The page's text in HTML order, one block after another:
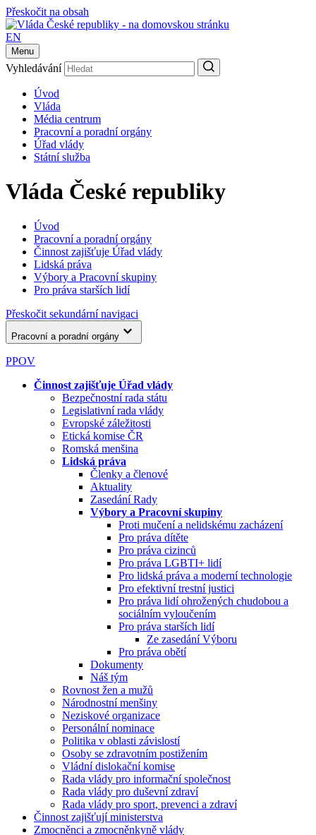
Přeskočit na obsah
EN
Menu
Vyhledávání
Úvod
Vláda
Média centrum
Pracovní a poradní orgány
Úřad vlády
Státní služba
Vláda České republiky
Úvod
Pracovní a poradní orgány
Činnost zajišťuje Úřad vlády
Lidská práva
Výbory a Pracovní skupiny
Pro práva starších lidí
Přeskočit sekundární navigaci
Pracovní a poradní orgány
PPOV
Činnost zajišťuje Úřad vlády
Bezpečnostní rada státu
Legislativní rada vlády
Evropské záležitosti
Etická komise ČR
Romská menšina
Lidská práva
Členky a členové
Aktuality
Zasedání Rady
Výbory a Pracovní skupiny
Proti mučení a nelidskému zacházení
Pro práva dítěte
Pro práva cizinců
Pro práva LGBTI+ lidí
Pro lidská práva a moderní technologie
Pro efektivní trestní justici
Pro práva lidí ohrožených chudobou a
sociálním vyloučením
Pro práva starších lidí
Ze zasedání Výboru
Pro práva obětí
Dokumenty
Náš tým
Rovnost žen a mužů
Národnostní menšiny
Neziskové organizace
Personální nominace
Politika v oblasti závislostí
Osoby se zdravotním postižením
Vládní dislokační komise
Rada vlády pro informační společnost
Rada vlády pro duševní zdraví
Rada vlády pro sport, prevenci a zdraví
Činnost zajišťují ministerstva
Zmocněnci a zmocněnkyně vlády